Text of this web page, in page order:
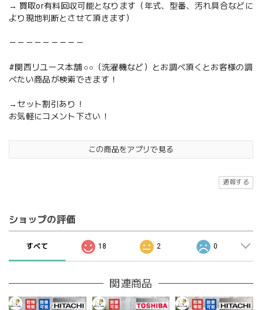
→ 買取or有料回収可能となります（年式、型番、汚れ具合などに
より現地判断とさせて頂きます）
－－－－－－－－－
#関西リユース本舗 ○○（洗濯機など）とお調べ頂くとお客様の調
べたい商品が検索できます！
→セット割引あり！
お気軽にコメント下さい！
この商品をアプリで見る
通報する
ショップの評価
すべて 18 2 0
関連商品